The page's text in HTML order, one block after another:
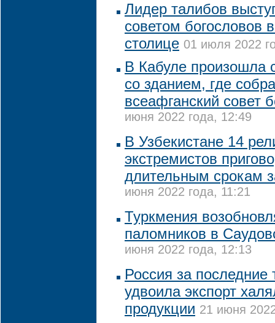
Лидер талибов
советом богословов
столице 01 июля 2022
В Кабуле произошла
со зданием, где
всеафганский совет
июня 2022 года, 12:49
В Узбекистане 14
экстремистов
длительным срокам
июня 2022 года, 11:21
Туркмения
паломников в
июня 2022 года, 12:13
Россия за последние
удвоила экспорт
продукции 21 июня